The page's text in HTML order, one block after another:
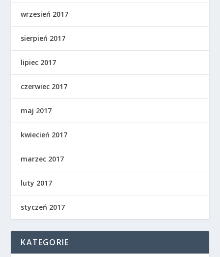
wrzesień 2017
sierpień 2017
lipiec 2017
czerwiec 2017
maj 2017
kwiecień 2017
marzec 2017
luty 2017
styczeń 2017
KATEGORIE